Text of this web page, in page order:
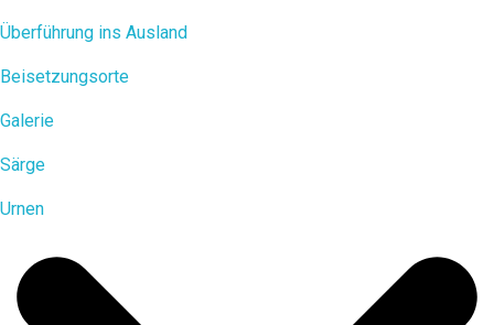
Überführung ins Ausland
Beisetzungsorte
Galerie
Särge
Urnen